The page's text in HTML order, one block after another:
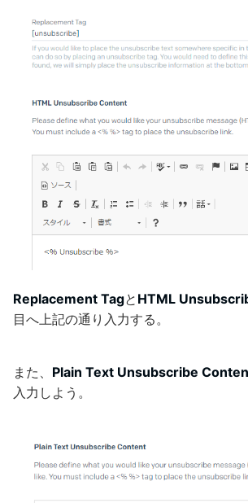
Replacement Tagと HTML
目へ上記の通り入力する。
また、 Plain Text Unsubscribe
入力しよう。